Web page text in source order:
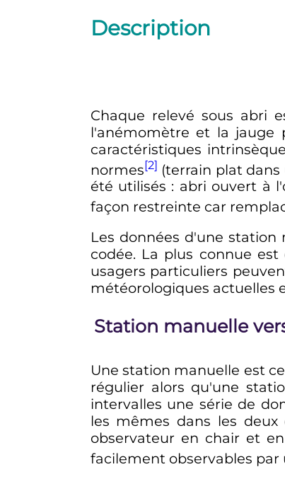
Description
Chaque relevé sous abri
l'anémomètre et la jauge
caractéristiques
normes[2] (terrain plat
été utilisés : abri ouvert à
façon restreinte car
Les données d'une
codée. La plus connue est
usagers particuliers
météorologiques actuelles
Station manuelle
Une station manuelle est
régulier alors qu'une
intervalles une série de
les mêmes dans les
observateur en chair et
facilement observables